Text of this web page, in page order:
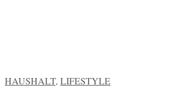
VERÖFFENTLICHT
HAUSHALT, LIFESTYLE